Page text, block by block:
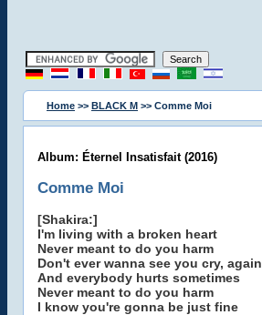
Home >> BLACK M >> Comme Moi
Album: Éternel Insatisfait (2016)
Comme Moi
[Shakira:]
I'm living with a broken heart
Never meant to do you harm
Don't ever wanna see you cry, again
And everybody hurts sometimes
Never meant to do you harm
I know you're gonna be just fine